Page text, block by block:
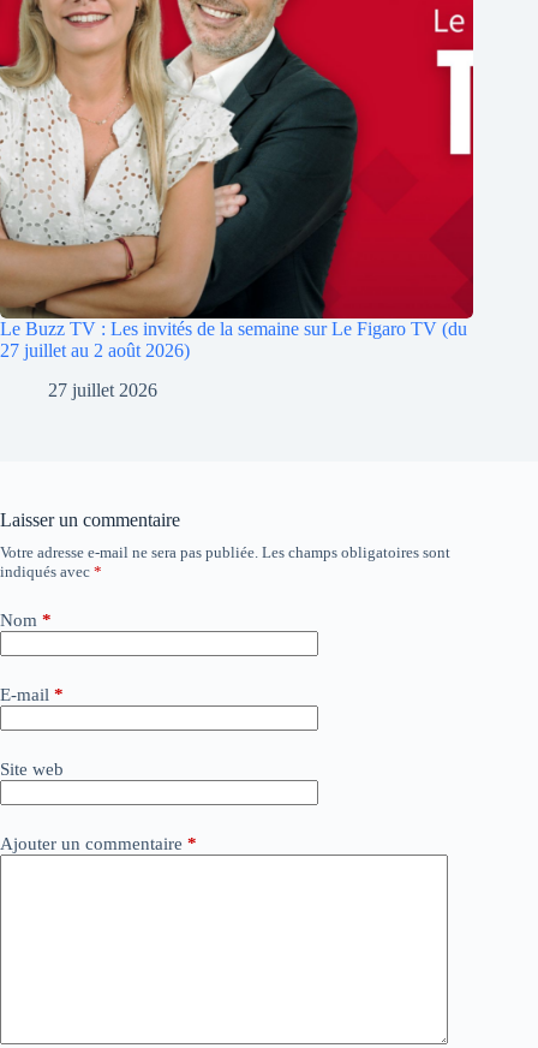
Le Buzz TV : Les invités de la semaine sur Le Figaro TV (du
27 juillet au 2 août 2026)
27 juillet 2026
Laisser un commentaire
Votre adresse e-mail ne sera pas publiée. Les champs obligatoires sont
indiqués avec *
Nom *
E-mail *
Site web
Ajouter un commentaire *
A
l
e
n
t
i
e